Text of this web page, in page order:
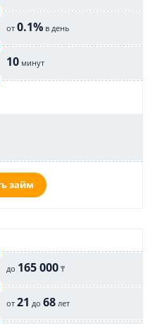
от 0.1% в день
10 минут
займ
до 165 000 ₸
от 21 до 68 лет